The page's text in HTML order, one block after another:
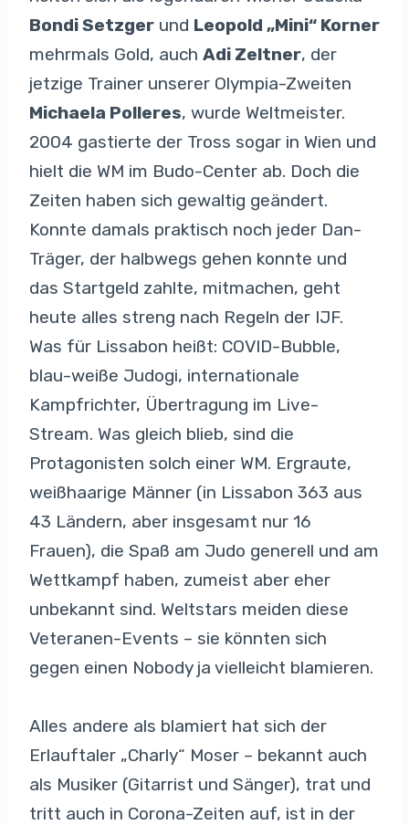
Bondi Setzger und Leopold „Mini“ Korner
mehrmals Gold, auch Adi Zeltner, der
jetzige Trainer unserer Olympia-Zweiten
Michaela Polleres, wurde Weltmeister.
2004 gastierte der Tross sogar in Wien und
hielt die WM im Budo-Center ab. Doch die
Zeiten haben sich gewaltig geändert.
Konnte damals praktisch noch jeder Dan-
Träger, der halbwegs gehen konnte und
das Startgeld zahlte, mitmachen, geht
heute alles streng nach Regeln der IJF.
Was für Lissabon heißt: COVID-Bubble,
blau-weiße Judogi, internationale
Kampfrichter, Übertragung im Live-
Stream. Was gleich blieb, sind die
Protagonisten solch einer WM. Ergraute,
weißhaarige Männer (in Lissabon 363 aus
43 Ländern, aber insgesamt nur 16
Frauen), die Spaß am Judo generell und am
Wettkampf haben, zumeist aber eher
unbekannt sind. Weltstars meiden diese
Veteranen-Events – sie könnten sich
gegen einen Nobody ja vielleicht blamieren.
Alles andere als blamiert hat sich der
Erlauftaler „Charly“ Moser – bekannt auch
als Musiker (Gitarrist und Sänger), trat und
tritt auch in Corona-Zeiten auf, ist in der